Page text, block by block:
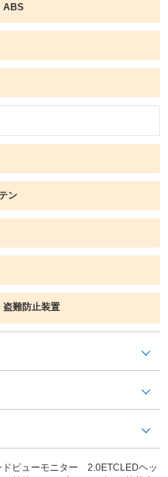
ABS
ン
盗難防止装置
ビューモニター 2.0ETCLEDヘッ